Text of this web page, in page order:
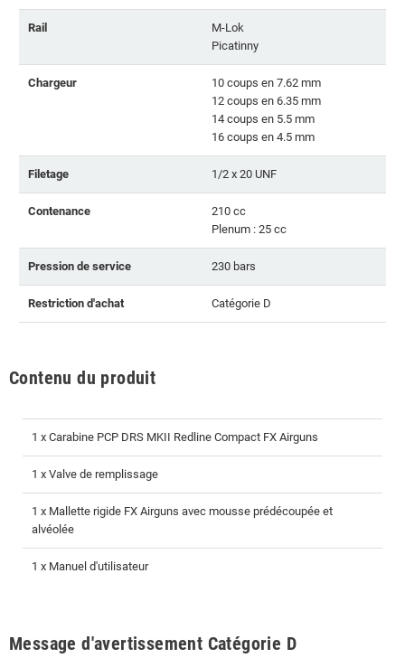
Rail
M-Lok
Picatinny
Chargeur
10 coups en 7.62 mm
12 coups en 6.35 mm
14 coups en 5.5 mm
16 coups en 4.5 mm
Filetage 1/2 x 20 UNF
Contenance
210 cc
Plenum : 25 cc
Pression de service 230 bars
Restriction d'achat Catégorie D
Contenu du produit
1 x Carabine PCP DRS MKII Redline Compact FX Airguns
1 x Valve de remplissage
1 x Mallette rigide FX Airguns avec mousse prédécoupée et
alvéolée
1 x Manuel d'utilisateur
Message d'avertissement Catégorie D